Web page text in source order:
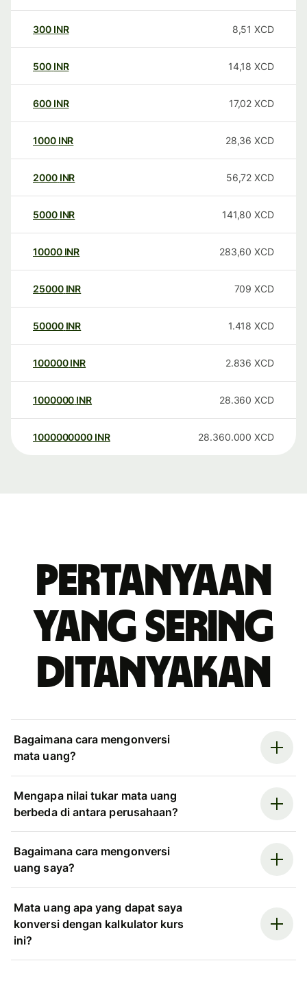
300 INR 8,51 XCD
500 INR 14,18 XCD
600 INR 17,02 XCD
1000 INR 28,36 XCD
2000 INR 56,72 XCD
5000 INR 141,80 XCD
10000 INR 283,60 XCD
25000 INR 709 XCD
50000 INR 1.418 XCD
100000 INR 2.836 XCD
1000000 INR 28.360 XCD
1000000000 INR 28.360.000 XCD
Pertanyaan
yang sering
ditanyakan
Bagaimana cara mengonversi
mata uang?
Mengapa nilai tukar mata uang
berbeda di antara perusahaan?
Bagaimana cara mengonversi
uang saya?
Mata uang apa yang dapat saya
konversi dengan kalkulator kurs
ini?